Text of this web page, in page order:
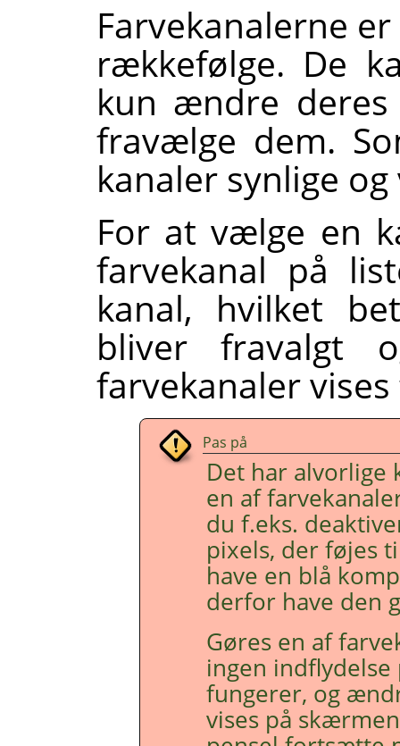
Farvekanalerne
rækkefølge. De
kun ændre
fravælge dem.
kanaler synlige og
For at vælge en
farvekanal på
kanal, hvilket
bliver fravalgt
farvekanaler
Pas på
Det har alvorlige
en af
du f.eks.
pixels, der føjes
have en blå
derfor have den
Gøres en af
ingen
fungerer, og
vises på